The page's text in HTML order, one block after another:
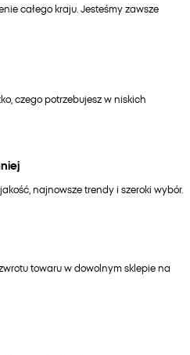
całego kraju. Jesteśmy zawsze
czego potrzebujesz w niskich
najnowsze trendy i szeroki wybór.
towaru w dowolnym sklepie na